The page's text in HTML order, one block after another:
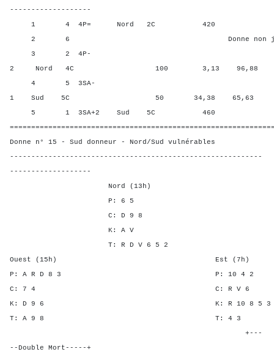
-------------------
1 4 4P= Nord 2C 420
2 6 Donne non
3 2 4P-
2 Nord 4C 100 3,13 96,88
4 5 3SA-
1 Sud 5C 50 34,38 65,63
5 1 3SA+2 Sud 5C 460
Donne n° 15 - Sud donneur - Nord/Sud vulnérables
-----------------------------------------------------------
-------------------
Nord (13h)
P: 6 5
C: D 9 8
K: A V
T: R D V 6 5 2
Ouest (15h) Est (7h)
P: A R D 8 3 P: 10
C: 7 4 C: R
K: D 9 6 K: R 10 8
T: A 9 8 T:
+---
--Double Mort-----+